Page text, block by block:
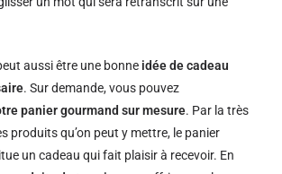
aussi être une bonne idée de cadeau
. Sur demande, vous pouvez
panier gourmand sur mesure. Par la très
produits qu’on peut y mettre, le panier
un cadeau qui fait plaisir à recevoir. En